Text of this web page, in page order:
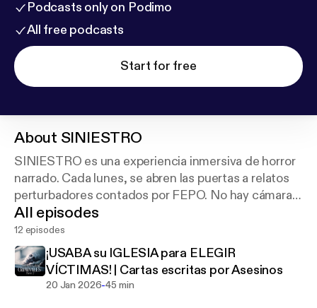
Podcasts only on Podimo
All free podcasts
Start for free
About SINIESTRO
SINIESTRO es una experiencia inmersiva de horror
narrado. Cada lunes, se abren las puertas a relatos
perturbadores contados por FEPO. No hay cámaras.
Solo la voz, el miedo… y lo que se oculta entre las
sombras.
All episodes
12 episodes
¡USABA su IGLESIA para ELEGIR
VÍCTIMAS! | Cartas escritas por Asesinos
20 Jan 2026-45 min